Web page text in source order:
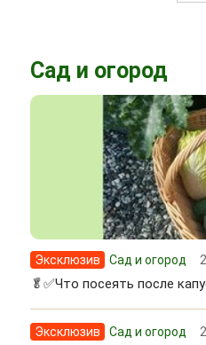
Сад и огород
Эксклюзив Сад и огород
🥬✅Что посеять после
Эксклюзив Сад и огород